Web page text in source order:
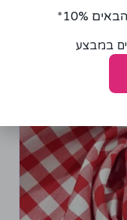
10%*
במבצע